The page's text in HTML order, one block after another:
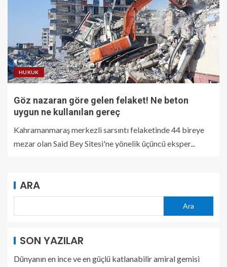
HUKUK
Göz nazaran göre gelen felaket! Ne beton
uygun ne kullanılan gereç
Kahramanmaraş merkezli sarsıntı felaketinde 44 bireye
mezar olan Said Bey Sitesi'ne yönelik üçüncü eksper...
ARA
Ara
SON YAZILAR
Dünyanın en ince ve en güçlü katlanabilir amiral gemisi